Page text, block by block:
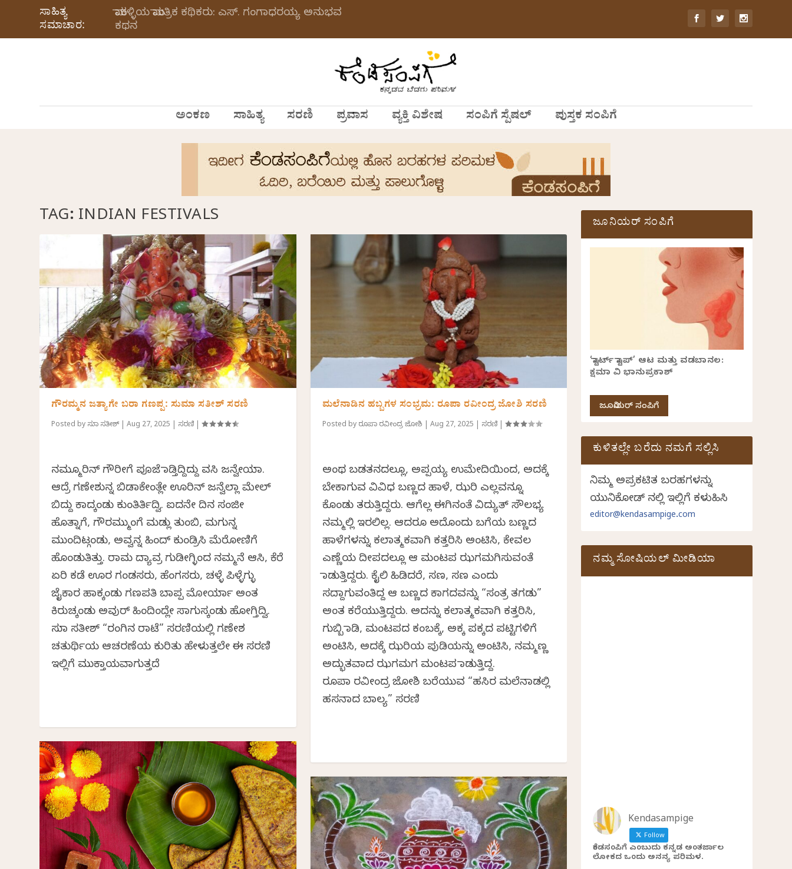
ಸಾಹಿತ್ಯ
ಸಮಾಚಾರ:
ಮಾಕಳ್ಳಿಯ ಮಾಂತ್ರಿಕ ಕಥಿಕರು: ಎಸ್. ಗಂಗಾಧರಯ್ಯ ಅನುಭವ
ಕಥನ
ಅಂಕಣ ಸಾಹಿತ್ಯ ಸರಣಿ ಪ್ರವಾಸ ವ್ಯಕ್ತಿ ವಿಶೇಷ ಸಂಪಿಗೆ ಸ್ಪೆಷಲ್ ಪುಸ್ತಕ ಸಂಪಿಗೆ
TAG: INDIAN FESTIVALS
ಗೌರಮ್ಮನ ಜತ್ಯಾಗೇ ಬರಾ ಗಣಪ್ಪ: ಸುಮಾ ಸತೀಶ್ ಸರಣಿ
Posted by ಸುಮಾ ಸತೀಶ್ |Aug 27, 2025 ಸರಣಿ |
ನಮ್ಮೂರಿನ್ ಗೌರೀಗೆ ಪೂಜೆ ಮಾಡ್ತಿದ್ದಿದ್ದು ವಸಿ ಜನ್ವೇಯಾ.
ಆದ್ರೆ ಗಣೇಶುನ್ನ ಬಿಡಾಕೇಂತ್ಲೇ ಊರಿನ್ ಜನ್ವೆಲ್ಲಾ ಮೇಲ್
ಬಿದ್ದು ಕಾದ್ಕಂಡು ಕುಂತಿರ್ತಿದ್ವಿ. ಐದನೇ ದಿನ ಸಂಜೀ
ಹೊತ್ನಾಗೆ, ಗೌರಮ್ಮುಂಗೆ ಮಡ್ಲು ತುಂಬಿ, ಮಗುನ್ನ
ಮುಂದಿಟ್ಗಂಡು, ಅವ್ವನ್ನ ಹಿಂದ್ ಕುಂಡ್ರಿಸಿ ಮೆರೋಣಿಗೆ
ಹೊಂಡುತಿತ್ತು. ರಾಮ ದ್ಯಾವ್ರ ಗುಡೀಗ್ಳಿಂದ ನಮ್ಮನೆ ಆಸಿ, ಕೆರೆ
ಏರಿ ಕಡೆ ಊರ ಗಂಡಸರು, ಹೆಂಗಸರು, ಚಳ್ಳೆ ಪಿಳ್ಳೆಗ್ಳು
ಜೈಕಾರ ಹಾಕ್ಕಂಡು ಗಣಪತಿ ಬಾಪ್ಪ ಮೋರ್ಯಾ ಅಂತ
ಕಿರುಚ್ಕಂಡು ಅವುರ್ ಹಿಂದಿಂದ್ಲೇ ಸಾಗುಸ್ಕಂಡು ಹೋಗ್ತಿದ್ವಿ.
ಸುಮಾ ಸತೀಶ್ “ರಂಗಿನ ರಾಟೆ” ಸರಣಿಯಲ್ಲಿ ಗಣೇಶ
ಚತುರ್ಥಿಯ ಆಚರಣೆಯ ಕುರಿತು ಹೇಳುತ್ತಲೇ ಈ ಸರಣಿ
ಇಲ್ಲಿಗೆ ಮುಕ್ತಾಯವಾಗುತ್ತದೆ
ಮಲೆನಾಡಿನ ಹಬ್ಬಗಳ ಸಂಭ್ರಮ: ರೂಪಾ ರವೀಂದ್ರ ಜೋಶಿ ಸರಣಿ
Posted by ರೂಪಾ ರವೀಂದ್ರ ಜೋಶಿ Aug 27, 2025 ಸರಣಿ|
ಅಂಥ ಬಡತನದಲ್ಲೂ, ಅಪ್ಪಯ್ಯ ಉಮೇದಿಯಿಂದ, ಅದಕ್ಕೆ
ಬೇಕಾಗುವ ವಿವಿಧ ಬಣ್ಣದ ಹಾಳೆ, ಝರಿ ಎಲ್ಲವನ್ನೂ
ಕೊಂಡು ತರುತ್ತಿದ್ದರು. ಆಗೆಲ್ಲ ಈಗಿನಂತೆ ವಿದ್ಯುತ್ ಸೌಲಭ್ಯ
ನಮ್ಮಲ್ಲಿ ಇರಲಿಲ್ಲ. ಆದರೂ ಅದೊಂದು ಬಗೆಯ ಬಣ್ಣದ
ಹಾಳೆಗಳನ್ನು ಕಲಾತ್ಮಕವಾಗಿ ಕತ್ತರಿಸಿ ಅಂಟಿಸಿ, ಕೇವಲ
ಎಣ್ಣೆಯ ದೀಪದಲ್ಲೂ ಆ ಮಂಟಪ ಝಗಮಗಿಸುವಂತೆ
ಮಾಡುತ್ತಿದ್ದರು. ಕೈಲಿ ಹಿಡಿದರೆ, ಸಣ, ಸಣ ಎಂದು
ಸದ್ದಾಗುವಂತಿದ್ದ ಆ ಬಣ್ಣದ ಕಾಗದವನ್ನು “ಸಂತ್ರ ತಗಡು”
ಅಂತ ಕರೆಯುತ್ತಿದ್ದರು. ಅದನ್ನು ಕಲಾತ್ಮಕವಾಗಿ ಕತ್ತರಿಸಿ,
ಗುಬ್ಬಿ ಮಾಡಿ, ಮಂಟಪದ ಕಂಬಕ್ಕೆ, ಅಕ್ಕ ಪಕ್ಕದ ಪಟ್ಟಿಗಳಿಗೆ
ಅಂಟಿಸಿ, ಅದಕ್ಕೆ ಝರಿಯ ಪುಡಿಯನ್ನು ಅಂಟಿಸಿ, ನಮ್ಮಣ್ಣ
ಅದ್ಭುತವಾದ ಝಗಮಗ ಮಂಟಪ ಮಾಡುತ್ತಿದ್ದ.
ರೂಪಾ ರವೀಂದ್ರ ಜೋಶಿ ಬರೆಯುವ “ಹಸಿರ ಮಲೆನಾಡಲ್ಲಿ
ಹಸನಾದ ಬಾಲ್ಯ” ಸರಣಿ
ಜೂನಿಯರ್ ಸಂಪಿಗೆ
‘ಸ್ಟಾರ್ಟ್ ಸ್ಟಾಪ್’ ಆಟ ಮತ್ತು ವಡಬಾನಲ:
ಕ್ಷಮಾ ವಿ ಭಾನುಪ್ರಕಾಶ್
ಜೂನಿಯರ್ ಸಂಪಿಗೆ
ಕುಳಿತಲ್ಲೇ ಬರೆದು ನಮಗೆ ಸಲ್ಲಿಸಿ
ನಿಮ್ಮ ಅಪ್ರಕಟಿತ ಬರಹಗಳನ್ನು
ಯುನಿಕೋಡ್ ನಲ್ಲಿ ಇಲ್ಲಿಗೆ ಕಳುಹಿಸಿ
editor@kendasampige.com
ನಮ್ಮ ಸೋಷಿಯಲ್‌ ಮೀಡಿಯಾ
Kendasampige
Follow
ಕೆಂಡಸಂಪಿಗೆ ಎಂಬುದು ಕನ್ನಡ ಅಂತರ್ಜಾಲ
ಲೋಕದ ಒಂದು ಅನನ್ಯ ಪರಿಮಳ.